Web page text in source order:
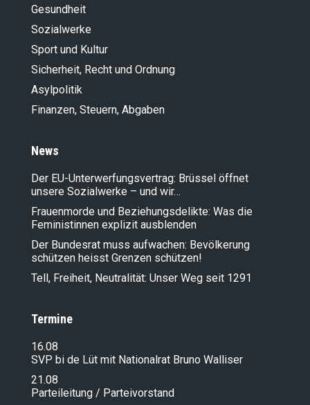
Gesundheit
Sozialwerke
Sport und Kultur
Sicherheit, Recht und Ordnung
Asylpolitik
Finanzen, Steuern, Abgaben
News
Der EU-Unterwerfungsvertrag: Brüssel öffnet
unsere Sozialwerke – und wir…
Frauenmorde und Beziehungsdelikte: Was die
Feministinnen explizit ausblenden
Der Bundesrat muss aufwachen: Bevölkerung
schützen heisst Grenzen schützen!
Tell, Freiheit, Neutralität: Unser Weg seit 1291
Termine
16.08
SVP bi de Lüt mit Nationalrat Bruno Walliser
21.08
Parteileitung / Parteivorstand